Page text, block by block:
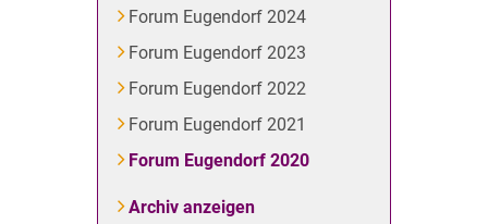
Forum Eugendorf 2024
Forum Eugendorf 2023
Forum Eugendorf 2022
Forum Eugendorf 2021
Forum Eugendorf 2020
Archiv anzeigen